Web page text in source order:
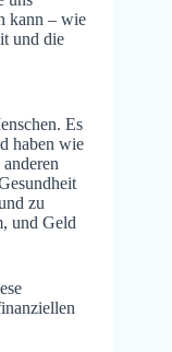
kann – wie
und die
Es
haben wie
zu
und Geld